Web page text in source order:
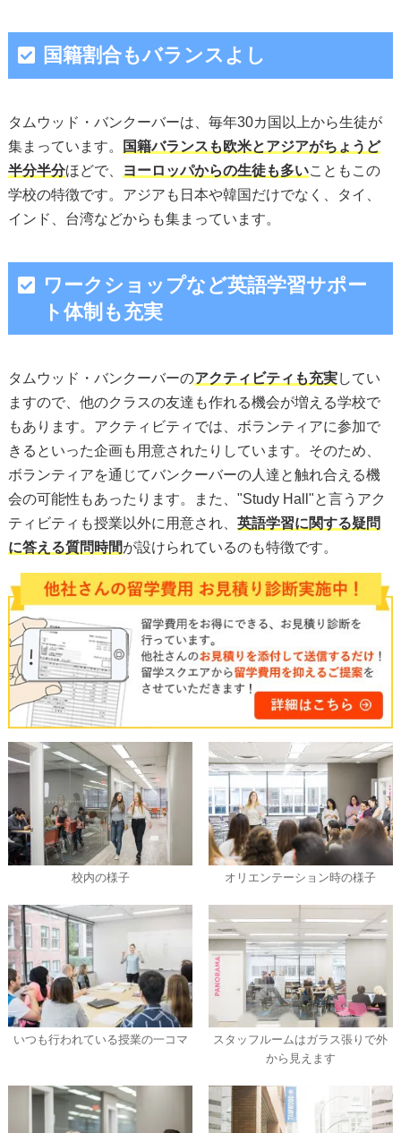
国籍割合もバランスよし
タムウッド・バンクーバーは、毎年30カ国以上から生徒が
集まっています。
国籍バランスも欧米とアジアがちょうど
半分半分ほどで、 ヨーロッパからの生徒も多いこともこの
学校の特徴です。アジアも日本や韓国だけでなく、タイ、
インド、台湾などからも集まっています。
ワークショップなど英語学習サポー
ト体制も充実
タムウッド・バンクーバーのアクティビティも充実してい
ますので、他のクラスの友達も作れる機会が増える学校で
もあります。アクティビティでは、ボランティアに参加で
きるといった企画も用意されたりしています。そのため、
ボランティアを通じてバンクーバーの人達と触れ合える機
会の可能性もあったります。また、"Study Hall"と言うアク
ティビティも授業以外に用意され、 英語学習に関する疑問
に答える質問時間が設けられているのも特徴です。
校内の様子 オリエンテーション時の様子
いつも行われている授業の一コマ
スタッフルームはガラス張りで外
から見えます